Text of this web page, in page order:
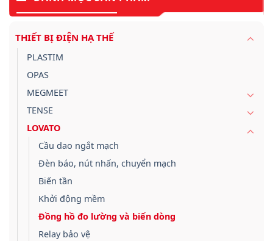
THIẾT BỊ ĐIỆN HẠ THẾ
PLASTIM
OPAS
MEGMEET
TENSE
LOVATO
Cầu dao ngắt mạch
Đèn báo, nút nhấn, chuyển mạch
Biến tần
Khởi động mềm
Đồng hồ đo lường và biến dòng
Relay bảo vệ